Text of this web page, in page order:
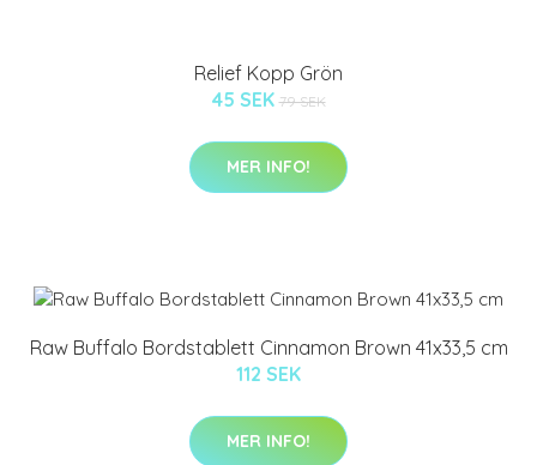
Relief Kopp Grön
45 SEK 79 SEK
MER INFO!
Raw Buffalo Bordstablett Cinnamon Brown 41x33,5 cm
112 SEK
MER INFO!